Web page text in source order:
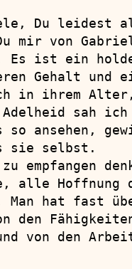
Du leidest
mir von
Es ist ein
Gehalt und
in ihrem
sah
ansehen,
sie selbst.
empfangen
alle Hoffnung
Man hat fast
den
von den